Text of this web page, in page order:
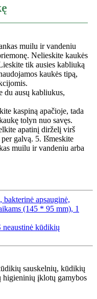
muilu ir vandeniu
Nelieskite kaukės
tik ausies kabliuką
kaukės tipą,
du ausų kabliukus,
kaspiną apačioje, tada
tolyn nuo savęs.
apatinį dirželį virš
galvą. 5. Išmeskite
muilu ir vandeniu arba
apsauginė,
(145 * 95 mm), 1
kūdikių
sauskelnių, kūdikių
higieninių įklotų gamybos